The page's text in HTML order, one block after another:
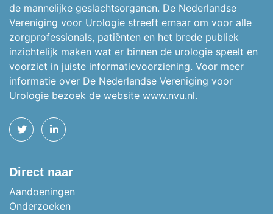
de mannelijke geslachtsorganen. De Nederlandse
Vereniging voor Urologie streeft ernaar om voor alle
zorgprofessionals, patiënten en het brede publiek
inzichtelijk maken wat er binnen de urologie speelt en
voorziet in juiste informatievoorziening. Voor meer
informatie over De Nederlandse Vereniging voor
Urologie bezoek de website www.nvu.nl.
TWITTERLINKEDIN
Direct naar
Aandoeningen
Onderzoeken